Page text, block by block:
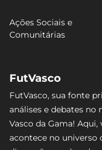
Ações Sociais e
Comunitárias
FutVasco
FutVasco, sua fonte
análises e debates no
Vasco da Gama!
acontece no